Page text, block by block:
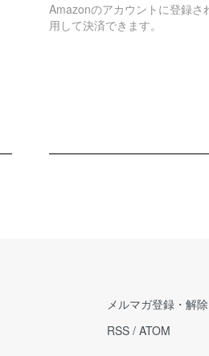
Amazonのアカウントに登録さ
用して決済できます。
メルマガ登録・解除
RSS / ATOM